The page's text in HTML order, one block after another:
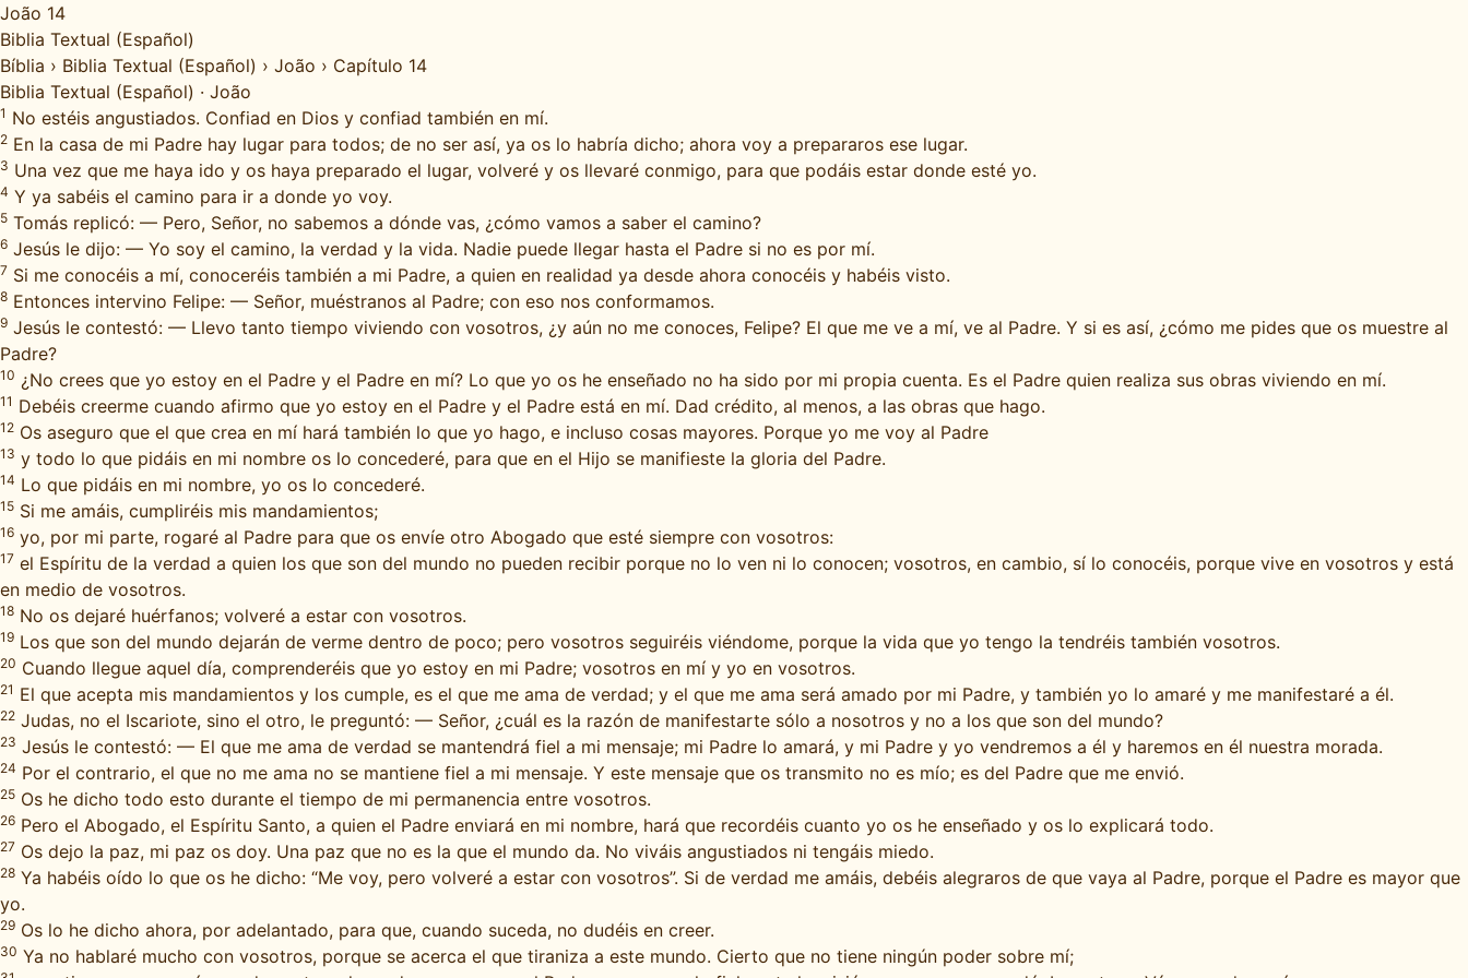
João 14
Biblia Textual (Español)
Bíblia › Biblia Textual (Español) › João › Capítulo 14
Biblia Textual (Español) · João
1 No estéis angustiados. Confiad en Dios y confiad también en mí.
2 En la casa de mi Padre hay lugar para todos; de no ser así, ya os lo habría dicho; ahora voy a prepararos ese lugar.
3 Una vez que me haya ido y os haya preparado el lugar, volveré y os llevaré conmigo, para que podáis estar donde esté yo.
4 Y ya sabéis el camino para ir a donde yo voy.
5 Tomás replicó: — Pero, Señor, no sabemos a dónde vas, ¿cómo vamos a saber el camino?
6 Jesús le dijo: — Yo soy el camino, la verdad y la vida. Nadie puede llegar hasta el Padre si no es por mí.
7 Si me conocéis a mí, conoceréis también a mi Padre, a quien en realidad ya desde ahora conocéis y habéis visto.
8 Entonces intervino Felipe: — Señor, muéstranos al Padre; con eso nos conformamos.
9 Jesús le contestó: — Llevo tanto tiempo viviendo con vosotros, ¿y aún no me conoces, Felipe? El que me ve a mí, ve al Padre. Y si es así, ¿cómo me pides que os muestre al
Padre?
10 ¿No crees que yo estoy en el Padre y el Padre en mí? Lo que yo os he enseñado no ha sido por mi propia cuenta. Es el Padre quien realiza sus obras viviendo en mí.
11 Debéis creerme cuando afirmo que yo estoy en el Padre y el Padre está en mí. Dad crédito, al menos, a las obras que hago.
12 Os aseguro que el que crea en mí hará también lo que yo hago, e incluso cosas mayores. Porque yo me voy al Padre
13 y todo lo que pidáis en mi nombre os lo concederé, para que en el Hijo se manifieste la gloria del Padre.
14 Lo que pidáis en mi nombre, yo os lo concederé.
15 Si me amáis, cumpliréis mis mandamientos;
16 yo, por mi parte, rogaré al Padre para que os envíe otro Abogado que esté siempre con vosotros:
17 el Espíritu de la verdad a quien los que son del mundo no pueden recibir porque no lo ven ni lo conocen; vosotros, en cambio, sí lo conocéis, porque vive en vosotros y está
en medio de vosotros.
18 No os dejaré huérfanos; volveré a estar con vosotros.
19 Los que son del mundo dejarán de verme dentro de poco; pero vosotros seguiréis viéndome, porque la vida que yo tengo la tendréis también vosotros.
20 Cuando llegue aquel día, comprenderéis que yo estoy en mi Padre; vosotros en mí y yo en vosotros.
21 El que acepta mis mandamientos y los cumple, es el que me ama de verdad; y el que me ama será amado por mi Padre, y también yo lo amaré y me manifestaré a él.
22 Judas, no el Iscariote, sino el otro, le preguntó: — Señor, ¿cuál es la razón de manifestarte sólo a nosotros y no a los que son del mundo?
23 Jesús le contestó: — El que me ama de verdad se mantendrá fiel a mi mensaje; mi Padre lo amará, y mi Padre y yo vendremos a él y haremos en él nuestra morada.
24 Por el contrario, el que no me ama no se mantiene fiel a mi mensaje. Y este mensaje que os transmito no es mío; es del Padre que me envió.
25 Os he dicho todo esto durante el tiempo de mi permanencia entre vosotros.
26 Pero el Abogado, el Espíritu Santo, a quien el Padre enviará en mi nombre, hará que recordéis cuanto yo os he enseñado y os lo explicará todo.
27 Os dejo la paz, mi paz os doy. Una paz que no es la que el mundo da. No viváis angustiados ni tengáis miedo.
28 Ya habéis oído lo que os he dicho: “Me voy, pero volveré a estar con vosotros”. Si de verdad me amáis, debéis alegraros de que vaya al Padre, porque el Padre es mayor que
yo.
29 Os lo he dicho ahora, por adelantado, para que, cuando suceda, no dudéis en creer.
30 Ya no hablaré mucho con vosotros, porque se acerca el que tiraniza a este mundo. Cierto que no tiene ningún poder sobre mí;